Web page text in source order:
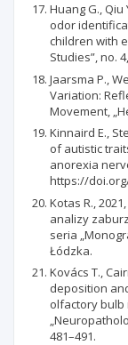
Huang G., Qiu
odor
children with
Studies”, no.
Jaarsma P.,
Variation:
Movement,
Kinnaird E.,
of autistic
anorexia
https://
Kotas R.,
analizy
seria
Łódzka.
Kovács T.,
deposition
olfactory bulb
481–491.